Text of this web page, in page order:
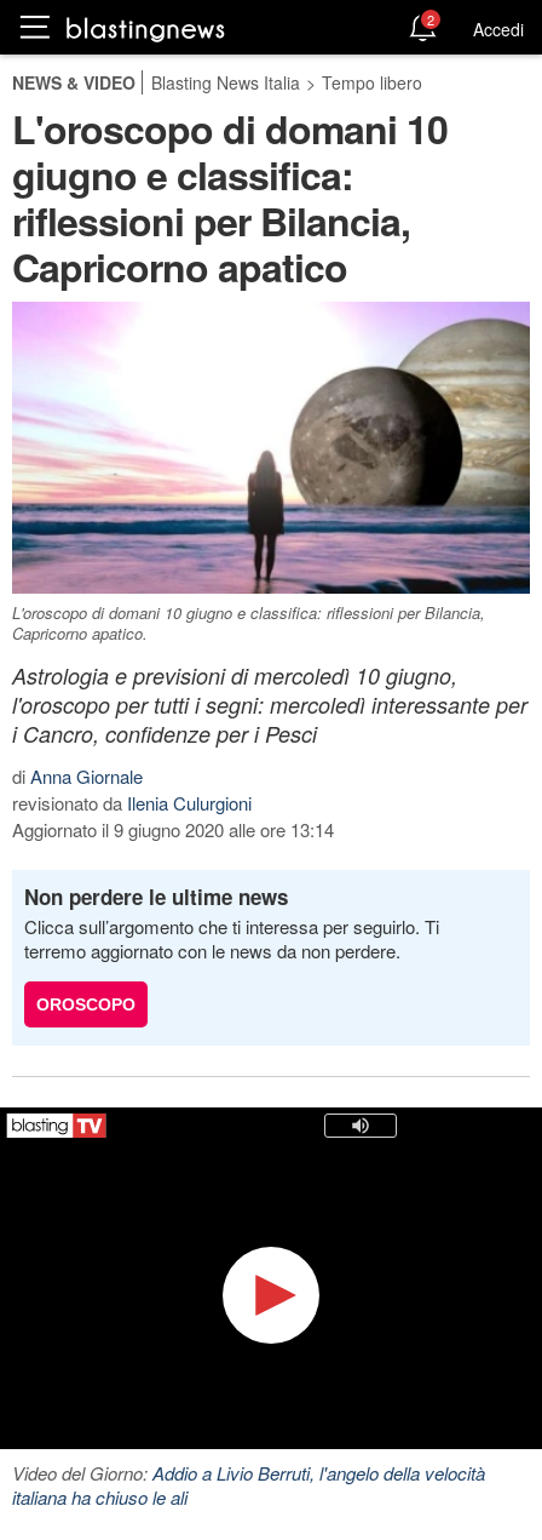
2 Accedi
NEWS & VIDEO Blasting News Italia > Tempo libero
L'oroscopo di domani 10
giugno e classifica:
riflessioni per Bilancia,
Capricorno apatico
L'oroscopo di domani 10 giugno e classifica: riflessioni per Bilancia,
Capricorno apatico.
Astrologia e previsioni di mercoledì 10 giugno,
l'oroscopo per tutti i segni: mercoledì interessante per
i Cancro, confidenze per i Pesci
diAnna Giornale
revisionato da Ilenia Culurgioni
Aggiornato il 9 giugno 2020 alle ore 13:14
Non perdere le ultime news
Clicca sull’argomento che ti interessa per seguirlo. Ti
terremo aggiornato con le news da non perdere.
OROSCOPO
Video del Giorno:Addio a Livio Berruti, l'angelo della velocità
italiana ha chiuso le ali